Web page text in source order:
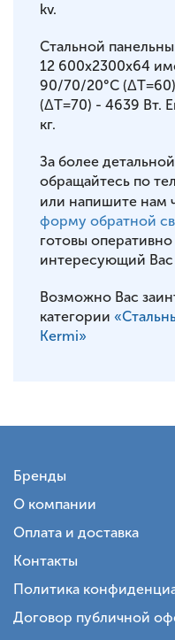
kv.
Стальной
12 600x2300x64
90/70/20°С
(ΔT=70) - 4639 Вт.
кг.
За более
обращайтесь по
или напишите нам
форму обратной
готовы
интересующий Вас
Возможно Вас
категории
Kermi»
Бренды
О компании
Оплата и доставка
Контакты
Политика
Договор публичной